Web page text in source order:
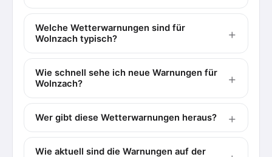
Welche Wetterwarnungen sind für
Wolnzach typisch?
Wie schnell sehe ich neue Warnungen für
Wolnzach?
Wer gibt diese Wetterwarnungen heraus?
Wie aktuell sind die Warnungen auf der